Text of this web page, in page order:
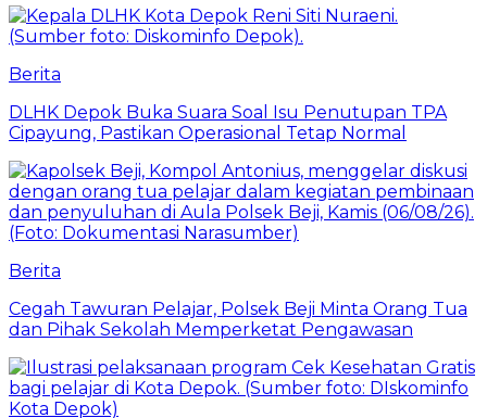
Berita
DLHK Depok Buka Suara Soal Isu Penutupan TPA
Cipayung, Pastikan Operasional Tetap Normal
Berita
Cegah Tawuran Pelajar, Polsek Beji Minta Orang Tua
dan Pihak Sekolah Memperketat Pengawasan